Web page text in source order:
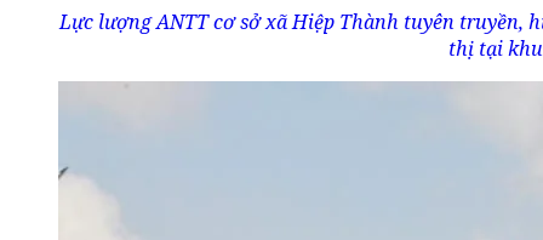
Lực lượng ANTT cơ sở xã Hiệp Thành tuyên truyền,
thị tại